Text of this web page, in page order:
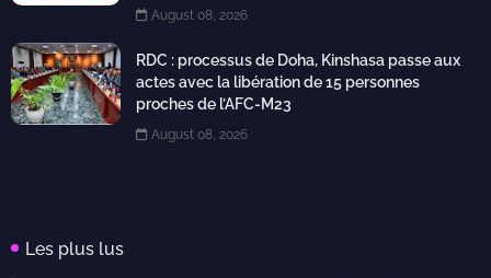
August 08, 2026
RDC : processus de Doha, Kinshasa passe aux
actes avec la libération de 15 personnes
proches de l’AFC-M23
August 08, 2026
Les plus lus